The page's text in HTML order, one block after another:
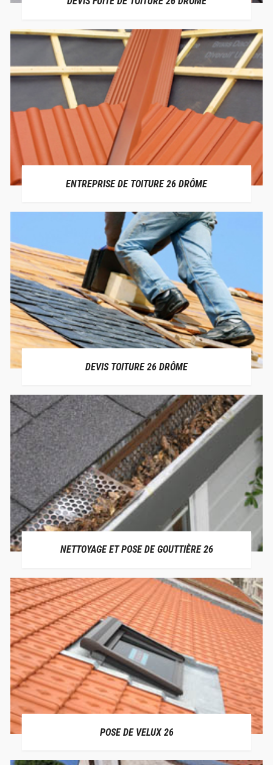
ENTREPRISE DE TOITURE 26 DRÔME
DEVIS TOITURE 26 DRÔME
NETTOYAGE ET POSE DE GOUTTIÈRE 26
POSE DE VELUX 26